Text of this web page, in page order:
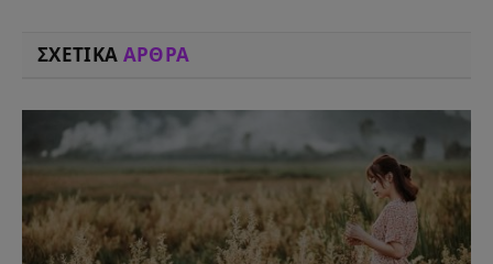
ΣΧΕΤΙΚΑ ΑΡΘΡΑ